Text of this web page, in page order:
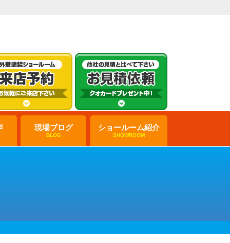
現場ブログ
BLOG
ショールーム紹介
SHOWROOM